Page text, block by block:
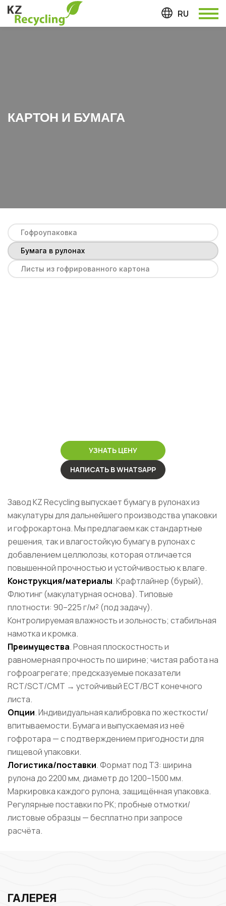
КАРТОН И БУМАГА
Гофроупаковка
Бумага в рулонах
Листы из гофрированного картона
УЗНАТЬ ЦЕНУ
НАПИСАТЬ В WHATSAPP
Завод KZ Recycling выпускает бумагу в рулонах из
макулатуры для дальнейшего производства упаковки
и гофрокартона. Мы предлагаем как стандартные
решения, так и влагостойкую бумагу в рулонах с
добавлением целлюлозы, которая отличается
повышенной прочностью и устойчивостью к влаге.
Конструкция/материалы. Крафтлайнер (бурый),
Флютинг (макулатурная основа). Типовые
плотности: 90–225 г/м² (под задачу).
Контролируемая влажность и зольность; стабильная
намотка и кромка.
Преимущества. Ровная плоскостность и
равномерная прочность по ширине; чистая работа на
гофроагрегате; предсказуемые показатели
RCT/SCT/CMT → устойчивый ECT/BCT конечного
листа.
Опции. Индивидуальная калибровка по жесткости/
впитываемости. Бумага и выпускаемая из неё
гофротара — с подтверждением пригодности для
пищевой упаковки.
Логистика/поставки. Формат под ТЗ: ширина
рулона до 2200 мм, диаметр до 1200–1500 мм.
Маркировка каждого рулона, защищённая упаковка.
Регулярные поставки по РК; пробные отмотки/
листовые образцы — бесплатно при запросе
расчёта.
ГАЛЕРЕЯ